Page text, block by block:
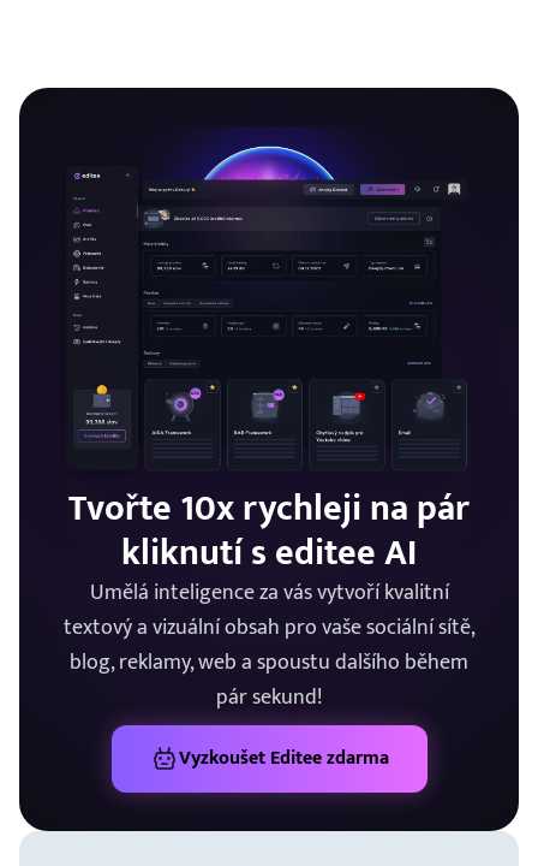
Tvořte 10x rychleji na pár
kliknutí s editee AI
Umělá inteligence za vás vytvoří kvalitní
textový a vizuální obsah pro vaše sociální sítě,
blog, reklamy, web a spoustu dalšího během
pár sekund!
Vyzkoušet Editee zdarma
Teď ne
Sdílím pravidelně nový obsah a i ten, který nenajdete tu na
stránkách.